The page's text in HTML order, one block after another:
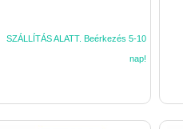
SZÁLLÍTÁS ALATT. Beérkezés 5-10
nap!